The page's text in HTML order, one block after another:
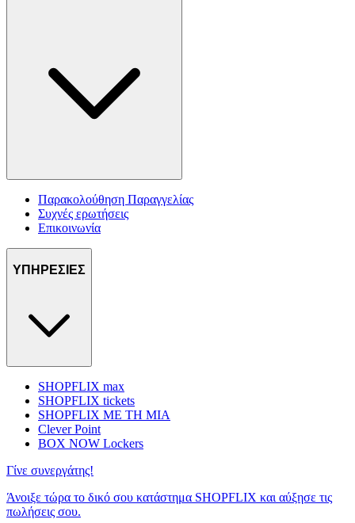
Παρακολούθηση Παραγγελίας
Συχνές ερωτήσεις
Επικοινωνία
ΥΠΗΡΕΣΙΕΣ
SHOPFLIX max
SHOPFLIX tickets
SHOPFLIX ΜΕ ΤΗ ΜΙΑ
Clever Point
BOX NOW Lockers
Γίνε συνεργάτης!
Άνοιξε τώρα το δικό σου κατάστημα SHOPFLIX και αύξησε τις
πωλήσεις σου.